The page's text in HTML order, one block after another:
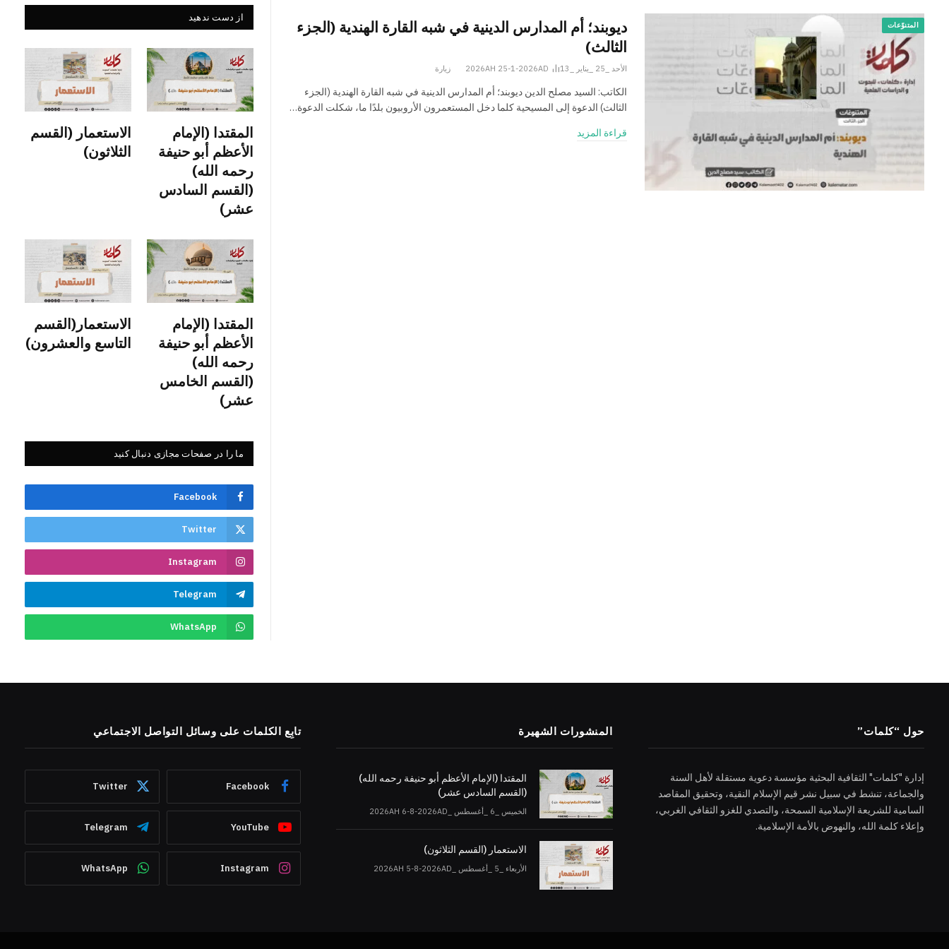
المتنوّعات
ديوبند؛ أم المدارس الدينية في شبه القارة الهندية (الجزء
الثالث)
الأحد _25 _يناير _2026AH 25-1-2026AD 13 زيارة
الكاتب: السید مصلح الدین ديوبند؛ أم المدارس الدينية في شبه القارة الهندية (الجزء
الثالث) الدعوة إلى المسيحية كلما دخل المستعمرون الأروبيون بلدًا ما، شكلت الدعوة…
قراءة المزيد
از دست ندهید
المقتدا (الإمام
الأعظم أبو حنيفة
رحمه الله)
(القسم السادس
عشر)
الاستعمار (القسم
الثلاثون)
المقتدا (الإمام
الأعظم أبو حنيفة
رحمه الله)
(القسم الخامس
عشر)
الاستعمار(القسم
التاسع والعشرون)
ما را در صفحات مجازی دنبال کنید
Facebook
Twitter
Instagram
Telegram
WhatsApp
حول “كلمات”
إدارة "كلمات" الثقافية البحثية مؤسسة دعوية مستقلة لأهل السنة
والجماعة، تنشط في سبيل نشر قيم الإسلام النقية، وتحقيق المقاصد
السامية للشريعة الإسلامية السمحة، والتصدي للغزو الثقافي الغربي،
وإعلاء كلمة الله، والنهوض بالأمة الإسلامية.
المنشورات الشهيرة
المقتدا (الإمام الأعظم أبو حنيفة رحمه الله)
(القسم السادس عشر)
الخميس _6 _أغسطس _2026AH 6-8-2026AD
الاستعمار (القسم الثلاثون)
الأربعاء _5 _أغسطس _2026AH 5-8-2026AD
تابِع الكلمات على وسائل التواصل الاجتماعي
Facebook
Twitter
YouTube
Telegram
Instagram
WhatsApp